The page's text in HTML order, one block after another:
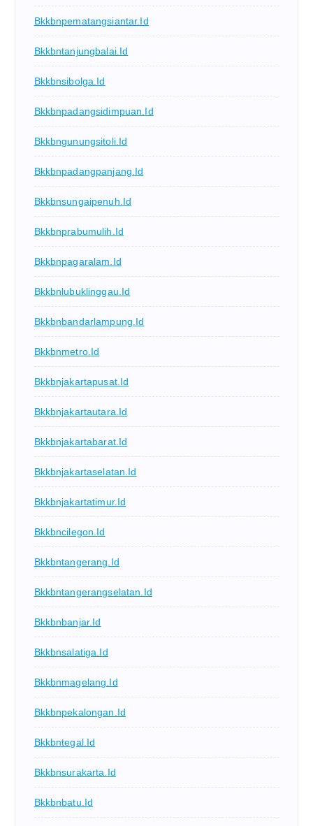
Bkkbnpematangsiantar.id
Bkkbntanjungbalai.id
Bkkbnsibolga.id
Bkkbnpadangsidimpuan.id
Bkkbngunungsitoli.id
Bkkbnpadangpanjang.id
Bkkbnsungaipenuh.id
Bkkbnprabumulih.id
Bkkbnpagaralam.id
Bkkbnlubuklinggau.id
Bkkbnbandarlampung.id
Bkkbnmetro.id
Bkkbnjakartapusat.id
Bkkbnjakartautara.id
Bkkbnjakartabarat.id
Bkkbnjakartaselatan.id
Bkkbnjakartatimur.id
Bkkbncilegon.id
Bkkbntangerang.id
Bkkbntangerangselatan.id
Bkkbnbanjar.id
Bkkbnsalatiga.id
Bkkbnmagelang.id
Bkkbnpekalongan.id
Bkkbntegal.id
Bkkbnsurakarta.id
Bkkbnbatu.id